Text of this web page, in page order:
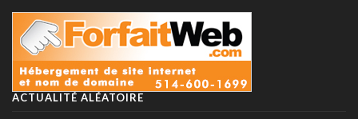
ACTUALITÉ ALÉATOIRE